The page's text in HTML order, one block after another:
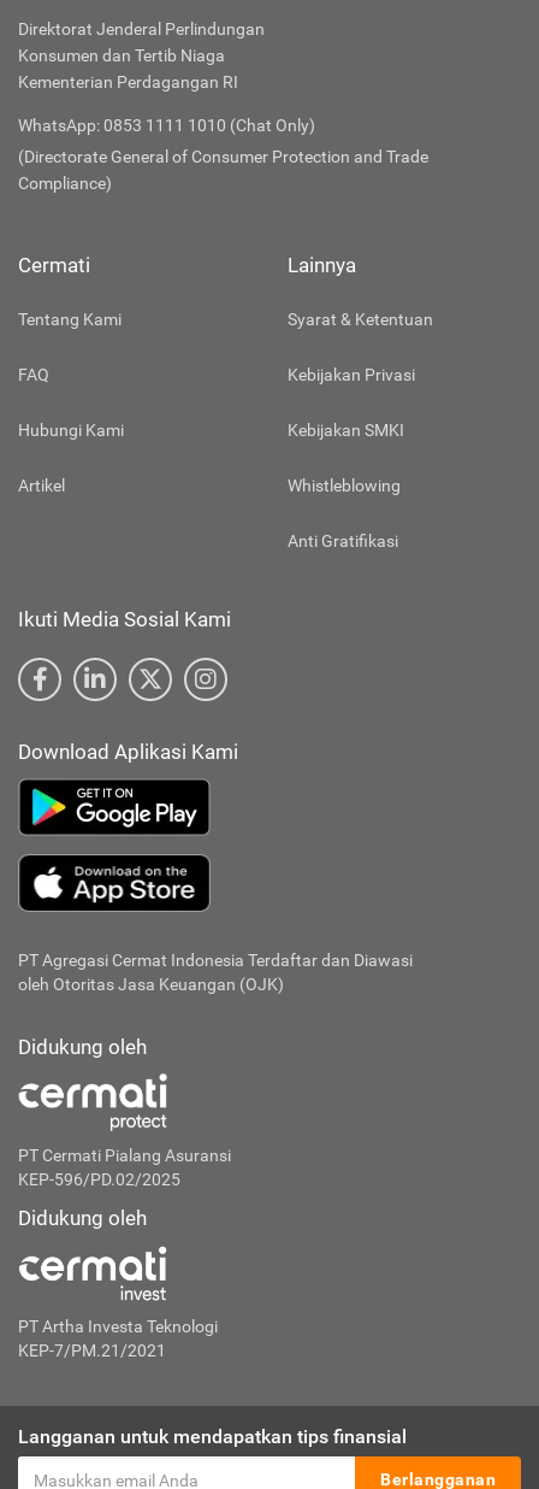
Direktorat Jenderal Perlindungan
Konsumen dan Tertib Niaga
Kementerian Perdagangan RI
WhatsApp: 0853 1111 1010 (Chat Only)
(Directorate General of Consumer Protection and Trade
Compliance)
Cermati
Tentang Kami
FAQ
Hubungi Kami
Artikel
Lainnya
Syarat & Ketentuan
Kebijakan Privasi
Kebijakan SMKI
Whistleblowing
Anti Gratifikasi
Ikuti Media Sosial Kami
Download Aplikasi Kami
PT Agregasi Cermat Indonesia Terdaftar dan Diawasi
oleh Otoritas Jasa Keuangan (OJK)
Didukung oleh
PT Cermati Pialang Asuransi
KEP-596/PD.02/2025
Didukung oleh
PT Artha Investa Teknologi
KEP-7/PM.21/2021
Langganan untuk mendapatkan tips finansial
Berlangganan